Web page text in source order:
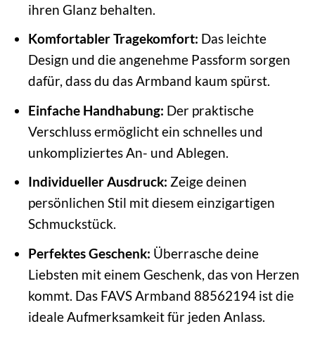
ihren Glanz behalten.
Komfortabler Tragekomfort: Das leichte
Design und die angenehme Passform sorgen
dafür, dass du das Armband kaum spürst.
Einfache Handhabung: Der praktische
Verschluss ermöglicht ein schnelles und
unkompliziertes An- und Ablegen.
Individueller Ausdruck: Zeige deinen
persönlichen Stil mit diesem einzigartigen
Schmuckstück.
Perfektes Geschenk: Überrasche deine
Liebsten mit einem Geschenk, das von Herzen
kommt. Das FAVS Armband 88562194 ist die
ideale Aufmerksamkeit für jeden Anlass.